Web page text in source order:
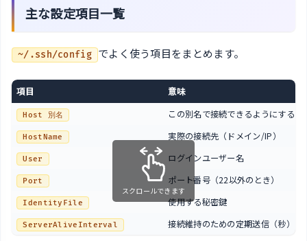
主な設定項目一覧
~/.ssh/config でよく使う項目をまとめます。
項目 意味
Host 別名 この別名で接続できるようにする
HostName 実際の接続先（ドメイン/IP）
User ログインユーザー名
Port ポート番号（22以外のとき）
IdentityFile 使用する秘密鍵
ServerAliveInterval 接続維持のための定期送信（秒）
スクロールできます